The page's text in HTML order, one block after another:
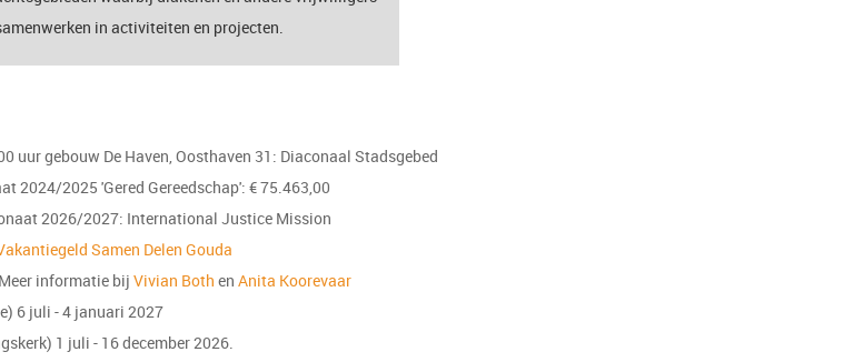
in activiteiten en projecten.
uur gebouw De Haven, Oosthaven 31: Diaconaal Stadsgebed
2024/2025 'Gered Gereedschap': € 75.463,00
2026/2027: International Justice Mission
Samen Delen Gouda
Meer informatie bij Vivian Both en Anita Koorevaar
6 juli - 4 januari 2027
1 juli - 16 december 2026.